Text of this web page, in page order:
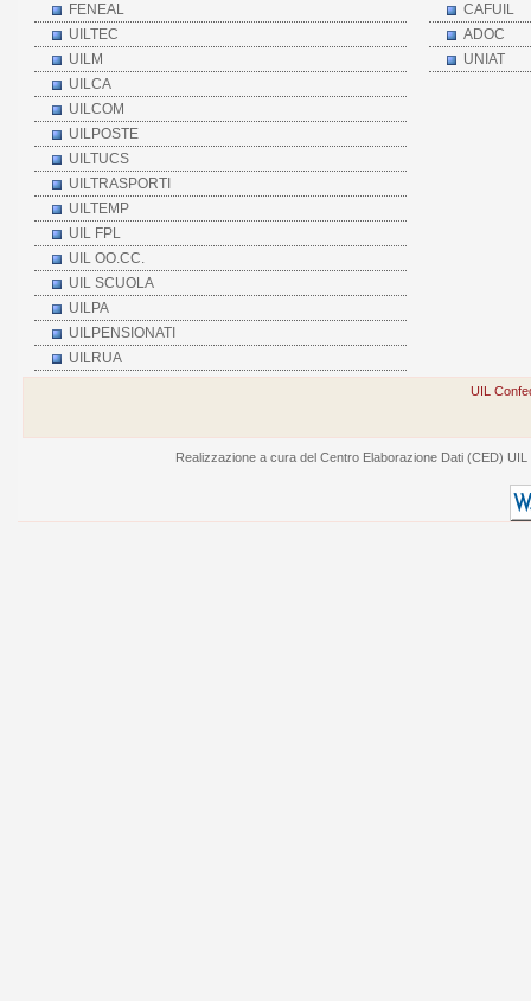
FENEAL
UILTEC
UILM
UILCA
UILCOM
UILPOSTE
UILTUCS
UILTRASPORTI
UILTEMP
UIL FPL
UIL OO.CC.
UIL SCUOLA
UILPA
UILPENSIONATI
UILRUA
CAFUIL
ADOC
UNIAT
UIL
Realizzazione a cura del Centro Elaborazione Dati (CED)